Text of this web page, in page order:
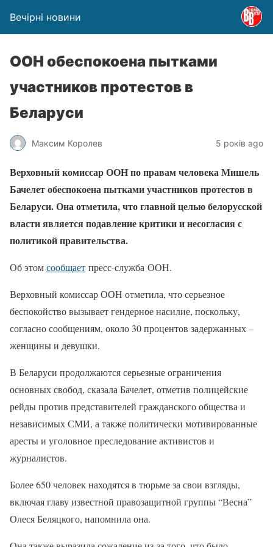
Вечірні новини
ООН обеспокоена пытками
участников протестов в
Беларуси
Максим Королев 5 років ago
Верховный комиссар ООН по правам человека Мишель
Бачелет обеспокоена пытками участников протестов в
Беларуси. Она отметила, что главной целью белорусской
власти является подавление критики и несогласия с
политикой правительства.
Об этомсообщает пресс-служба ООН.
Верховный комиссар ООН отметила, что серьезное
беспокойство вызывает гендерное насилие, поскольку,
согласно сообщениям, около 30 процентов задержанных –
женщины и девушки.
В Беларуси продолжаются серьезные ограничения
основных свобод, сказала Бачелет, отметив полицейские
рейды против представителей гражданского общества и
независимых СМИ, а также политически мотивированные
аресты и уголовное преследование активистов и
журналистов.
Более 650 человек находятся в тюрьме за свои взгляды,
включая главу известной правозащитной группы “Весна”
Олеся Беляцкого, напомнила она.